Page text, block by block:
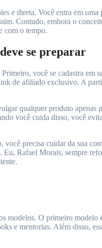
e direta. Você entra em
Contudo, embora o
com o tempo.
se preparar
você se cadastra em
de afiliado exclusivo. A
qualquer produto
você cuida disso, você
precisa cuidar da sua
Rafael Morais, sempre
O primeiro
e mentorias. Além disso,